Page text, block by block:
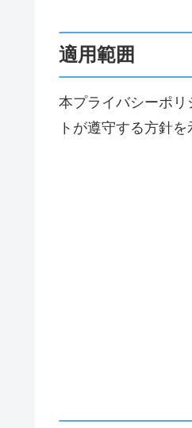
適用範囲
本プライバシーポ
トが遵守する方針を